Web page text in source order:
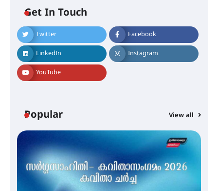
Get In Touch
Twitter Facebook
LinkedIn Instagram
YouTube
Popular View all
ഐ.ഐ.ടി മദ്രാസ്സിൽ നിന്നും
ഡോക്ടറേറ്റ് – ഇരിങ്ങാലക്കുട
സ്വദേശി ആതിര എം കെ യുടെ
നേട്ടം പ്രതിസന്ധികളോട് പൊരുതി
തായ് ചി – ക്വിഗോങ്ങ്
പരിചയപ്പെടാം